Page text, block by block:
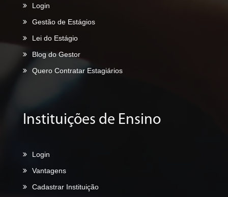
Login
Gestão de Estágios
Lei do Estágio
Blog do Gestor
Quero Contratar Estagiários
Instituições de Ensino
Login
Vantagens
Cadastrar Instituição